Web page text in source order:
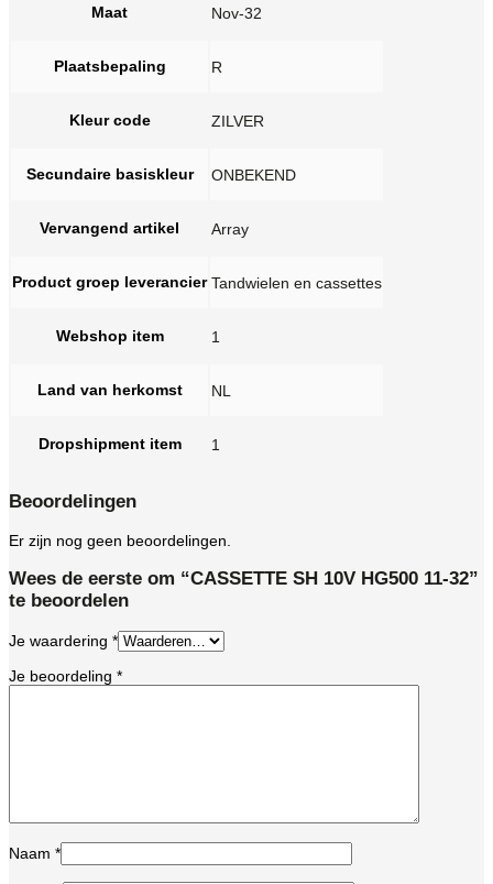
Maat Nov-32
Plaatsbepaling R
Kleur code ZILVER
Secundaire basiskleur ONBEKEND
Vervangend artikel Array
Product groep leverancier Tandwielen en cassettes
Webshop item 1
Land van herkomst NL
Dropshipment item 1
Beoordelingen
Er zijn nog geen beoordelingen.
Wees de eerste om “CASSETTE SH 10V HG500 11-32”
te beoordelen
Je waardering *
Je beoordeling *
Naam *